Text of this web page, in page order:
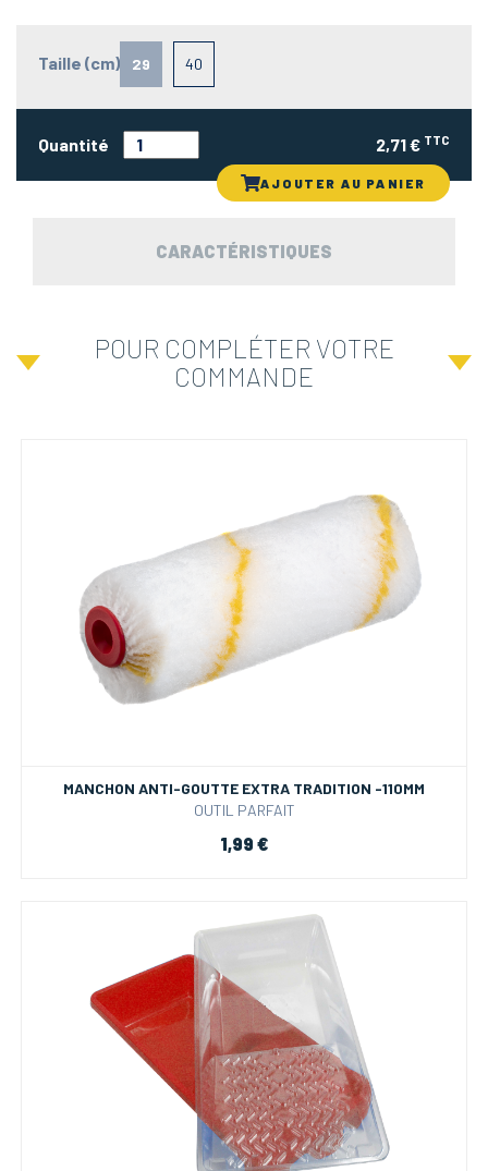
Taille (cm) 29 40
Quantité 2,71 € TTC
AJOUTER AU PANIER
CARACTÉRISTIQUES
POUR COMPLÉTER VOTRE
COMMANDE
MANCHON ANTI-GOUTTE EXTRA TRADITION -110MM
OUTIL PARFAIT
1,99 €